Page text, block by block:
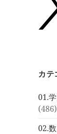
カテ
01.
(486)
02.